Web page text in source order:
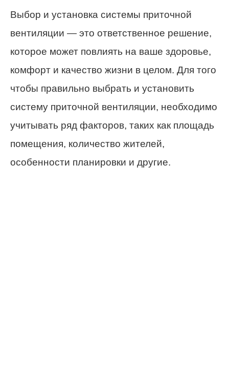
Выбор и установка системы приточной
вентиляции — это ответственное решение,
которое может повлиять на ваше здоровье,
комфорт и качество жизни в целом. Для того
чтобы правильно выбрать и установить
систему приточной вентиляции, необходимо
учитывать ряд факторов, таких как площадь
помещения, количество жителей,
особенности планировки и другие.